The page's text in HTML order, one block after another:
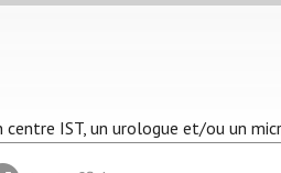
IST, un urologue et/ou un